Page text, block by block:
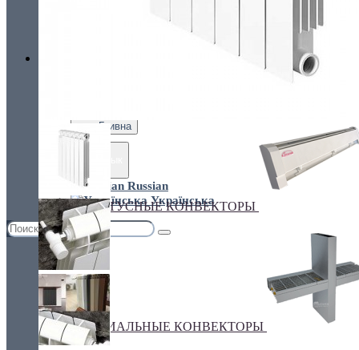
Украина, г.Киев. ул. Кирилловская,160А
грн. Гривна
Russian
Українська
ПЛИНТУСНЫЕ КОНВЕКТОРЫ
СПЕЦИАЛЬНЫЕ КОНВЕКТОРЫ